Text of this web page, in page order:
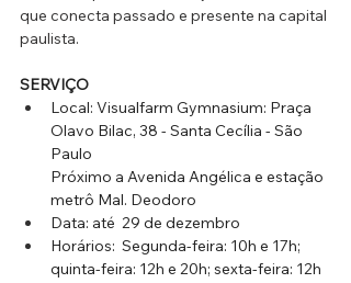
que conecta passado e presente na capital
paulista.
SERVIÇO
Local: Visualfarm Gymnasium: Praça
Olavo Bilac, 38 - Santa Cecília - São
Paulo
Próximo a Avenida Angélica e estação
metrô Mal. Deodoro
Data: até  29 de dezembro
Horários:  Segunda-feira: 10h e 17h;
quinta-feira: 12h e 20h; sexta-feira: 12h